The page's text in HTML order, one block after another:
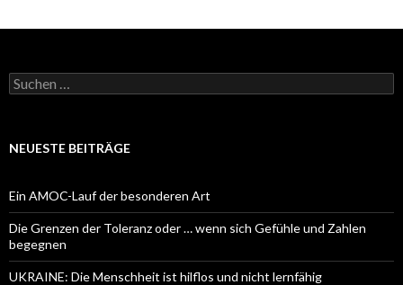
Suchen
nach:
NEUESTE BEITRÄGE
Ein AMOC-Lauf der besonderen Art
Die Grenzen der Toleranz oder … wenn sich Gefühle und Zahlen
begegnen
UKRAINE: Die Menschheit ist hilflos und nicht lernfähig